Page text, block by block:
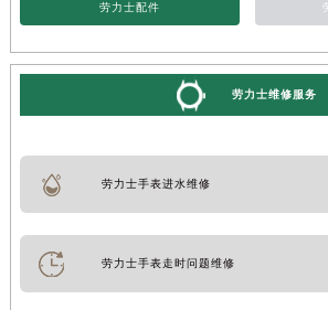
劳力士配件
劳力士维修服务
劳力士手表进水维修
劳力士手表走时问题维修